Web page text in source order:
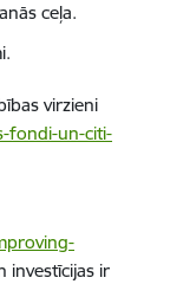
ceļa.
virzieni
fondi-un-citi-
investīcijas ir